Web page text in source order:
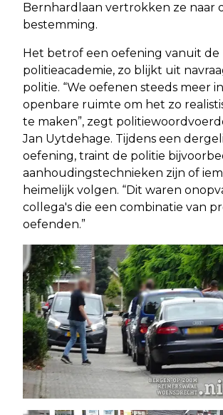
Bernhardlaan vertrokken ze naar
bestemming.
Het betrof een oefening vanuit de
politieacademie, zo blijkt uit
politie. “We oefenen steeds meer
openbare ruimte om het zo
te maken”, zegt
Jan Uytdehage. Tijdens een
oefening, traint de politie
aanhoudingstechnieken zijn of
heimelijk volgen. “Dit waren
collega's die een combinatie van
oefenden.”